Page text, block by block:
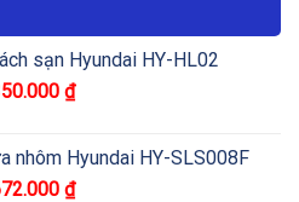
sạn Hyundai HY-HL02
₫
nhôm Hyundai HY-SLS008F
₫